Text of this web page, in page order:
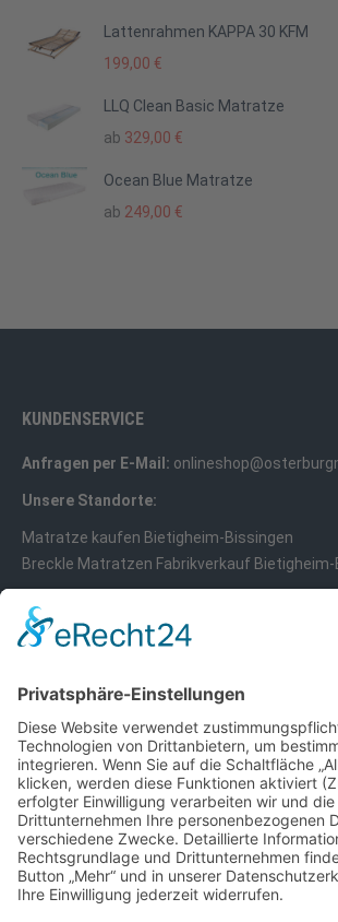
Lattenrahmen KAPPA 30 KFM
199,00 €
LLQ Clean Basic Matratze
ab 329,00 €
Ocean Blue Matratze
ab 249,00 €
KUNDENSERVICE
Anfragen per E-Mail:
Unsere Standorte:
Matratze kaufen Bietigheim-Bissingen
Breckle Matratzen Fabrikverkauf